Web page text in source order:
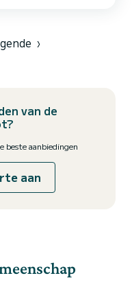
›
van de
beste aanbiedingen
aan